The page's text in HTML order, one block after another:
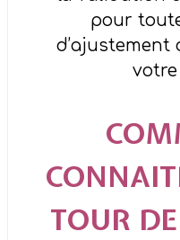
pour
d’ajustement
TOUR